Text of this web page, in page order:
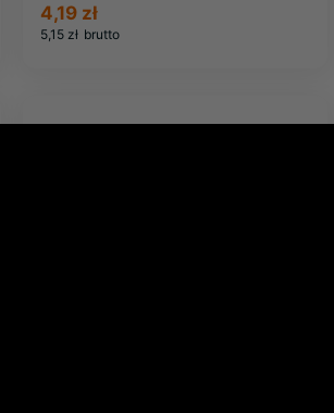
5,15 zł brutto
4,19 zł